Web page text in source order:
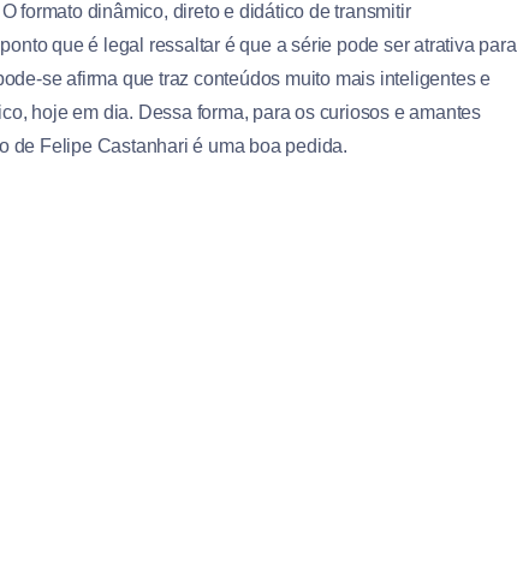
formato dinâmico, direto e didático de transmitir
que é legal ressaltar é que a série pode ser atrativa para
se afirma que traz conteúdos muito mais inteligentes e
hoje em dia. Dessa forma, para os curiosos e amantes
de Felipe Castanhari é uma boa pedida.